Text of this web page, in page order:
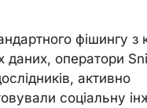
фішингу з
даних, оператори
активно
соціальну